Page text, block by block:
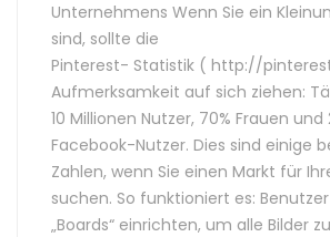
Unternehmens Wenn Sie ein
sind, sollte die
Pinterest- Statistik ( http://
Aufmerksamkeit auf sich ziehen:
10 Millionen Nutzer, 70% Frauen und
Facebook-Nutzer. Dies sind einige
Zahlen, wenn Sie einen Markt für
suchen. So funktioniert es:
„Boards“ einrichten, um alle Bilder